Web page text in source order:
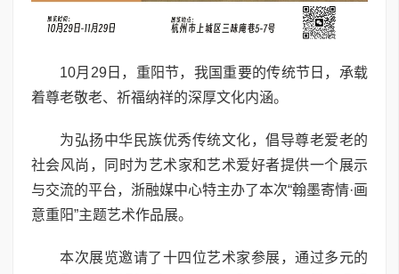
10月29日，重阳节，我国重要的传统节日，承载
着尊老敬老、祈福纳祥的深厚文化内涵。
为弘扬中华民族优秀传统文化，倡导尊老爱老的
社会风尚，同时为艺术家和艺术爱好者提供一个展示
与交流的平台，浙融媒中心特主办了本次“翰墨寄情·画
意重阳”主题艺术作品展。
本次展览邀请了十四位艺术家参展，通过多元的